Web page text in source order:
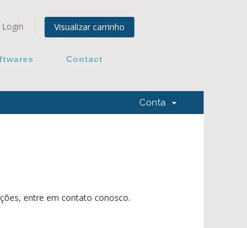
Login Visualizar carrinho
Contact
Conta
entre em contato conosco.